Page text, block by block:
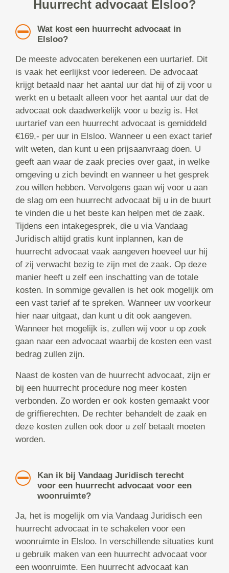
Huurrecht advocaat Elsloo?
Wat kost een huurrecht advocaat in
Elsloo?
De meeste advocaten berekenen een uurtarief. Dit
is vaak het eerlijkst voor iedereen. De advocaat
krijgt betaald naar het aantal uur dat hij of zij voor u
werkt en u betaalt alleen voor het aantal uur dat de
advocaat ook daadwerkelijk voor u bezig is. Het
uurtarief van een huurrecht advocaat is gemiddeld
€169,- per uur in Elsloo. Wanneer u een exact tarief
wilt weten, dan kunt u een prijsaanvraag doen. U
geeft aan waar de zaak precies over gaat, in welke
omgeving u zich bevindt en wanneer u het gesprek
zou willen hebben. Vervolgens gaan wij voor u aan
de slag om een huurrecht advocaat bij u in de buurt
te vinden die u het beste kan helpen met de zaak.
Tijdens een intakegesprek, die u via Vandaag
Juridisch altijd gratis kunt inplannen, kan de
huurrecht advocaat vaak aangeven hoeveel uur hij
of zij verwacht bezig te zijn met de zaak. Op deze
manier heeft u zelf een inschatting van de totale
kosten. In sommige gevallen is het ook mogelijk om
een vast tarief af te spreken. Wanneer uw voorkeur
hier naar uitgaat, dan kunt u dit ook aangeven.
Wanneer het mogelijk is, zullen wij voor u op zoek
gaan naar een advocaat waarbij de kosten een vast
bedrag zullen zijn.
Naast de kosten van de huurrecht advocaat, zijn er
bij een huurrecht procedure nog meer kosten
verbonden. Zo worden er ook kosten gemaakt voor
de griffierechten. De rechter behandelt de zaak en
deze kosten zullen ook door u zelf betaalt moeten
worden.
Kan ik bij Vandaag Juridisch terecht
voor een huurrecht advocaat voor een
woonruimte?
Ja, het is mogelijk om via Vandaag Juridisch een
huurrecht advocaat in te schakelen voor een
woonruimte in Elsloo. In verschillende situaties kunt
u gebruik maken van een huurrecht advocaat voor
een woonruimte. Een huurrecht advocaat kan